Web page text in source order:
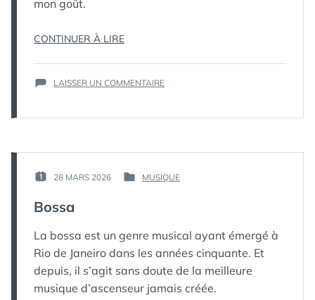
mon goût.
CONTINUER À LIRE« MES
COMPLÉTER »
LAISSER UN COMMENTAIRESUR
À
PUBLIÉ
28 MARS 2026
PAR :
PUBLIÉ
MUSIQUE
Bossa
La bossa est un genre musical ayant émergé à
Rio de Janeiro dans les années cinquante. Et
depuis, il s’agit sans doute de la meilleure
musique d’ascenseur jamais créée.